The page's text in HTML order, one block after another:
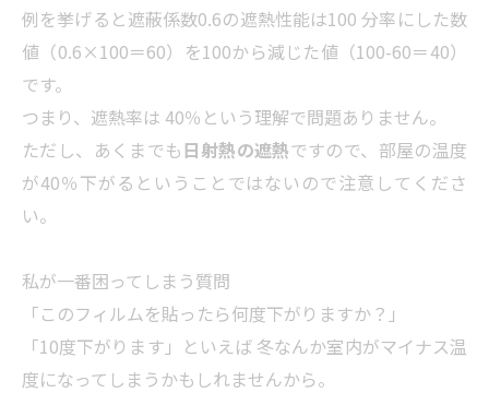
例を挙げると遮蔽係数0.6の遮熱性能は100 分率にした数
値（0.6×100＝60）を100から減じた値（100-60＝40）
です。
つまり、遮熱率は 40％という理解で問題ありません。
ただし、あくまでも 日射熱の遮熱ですので、部屋の温度
が40％下がるということではないので注意してくださ
い。
私が一番困ってしまう質問
「このフィルムを貼ったら何度下がりますか？」
「10度下がります」といえば 冬なんか室内がマイナス温
度になってしまうかもしれませんから。